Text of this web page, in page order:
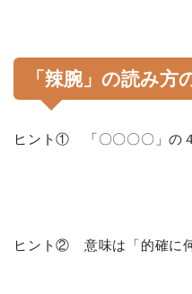
「辣腕」の読み方
ヒント① 「〇〇〇〇」の４
ヒント② 意味は「的確に